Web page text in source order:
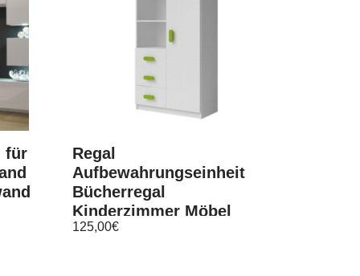
für
Regal
Aufbewahrungseinheit
Bücherregal
Kinderzimmer Möbel
Jugendzimmer Calbe 05
125,00€